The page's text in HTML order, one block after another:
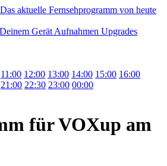
Gerät Aufnahmen Upgrades
11:00 12:00 13:00 14:00 15:00 16:00
21:00 22:30 23:00 00:00
fürVOXup am